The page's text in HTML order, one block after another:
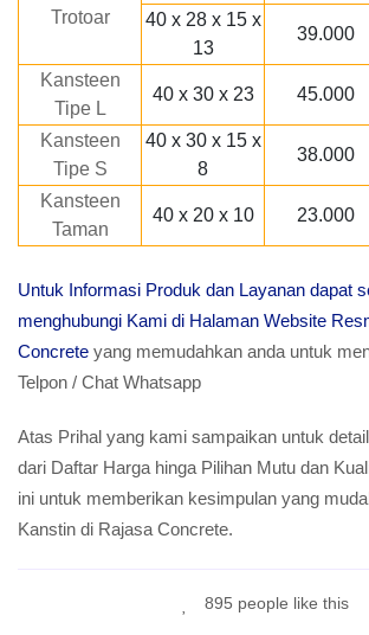
Trotoar
40 x 28 x 15 x
13
39.000
Kansteen
Tipe L
40 x 30 x 23 45.000
Kansteen
Tipe S
40 x 30 x 15 x
8
38.000
Kansteen
Taman
40 x 20 x 10 23.000
Untuk Informasi Produk dan Layanan dapat
menghubungi Kami di Halaman Website
Concrete yang memudahkan anda untuk
Telpon / Chat Whatsapp
Atas Prihal yang kami sampaikan untuk
dari Daftar Harga hinga Pilihan Mutu dan
ini untuk memberikan kesimpulan yang
Kanstin di Rajasa Concrete.
895 people like this